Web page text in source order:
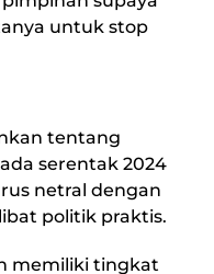
untuk stop
tentang
serentak 2024
netral dengan
politik praktis.
memiliki tingkat